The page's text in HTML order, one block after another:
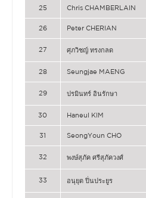
25 Chris CHAMBERLAIN
26 Peter CHERIAN
27 ศุภวิชญ์ ทรงกลด
28 Seungjae MAENG
29 ปรมินทร์ อินรักษา
30 Haneul KIM
31 SeongYoun CHO
32 พงษ์สุภัค ศรีสุภัควงศ์
33 อนุยุต ปิ่นประยูร